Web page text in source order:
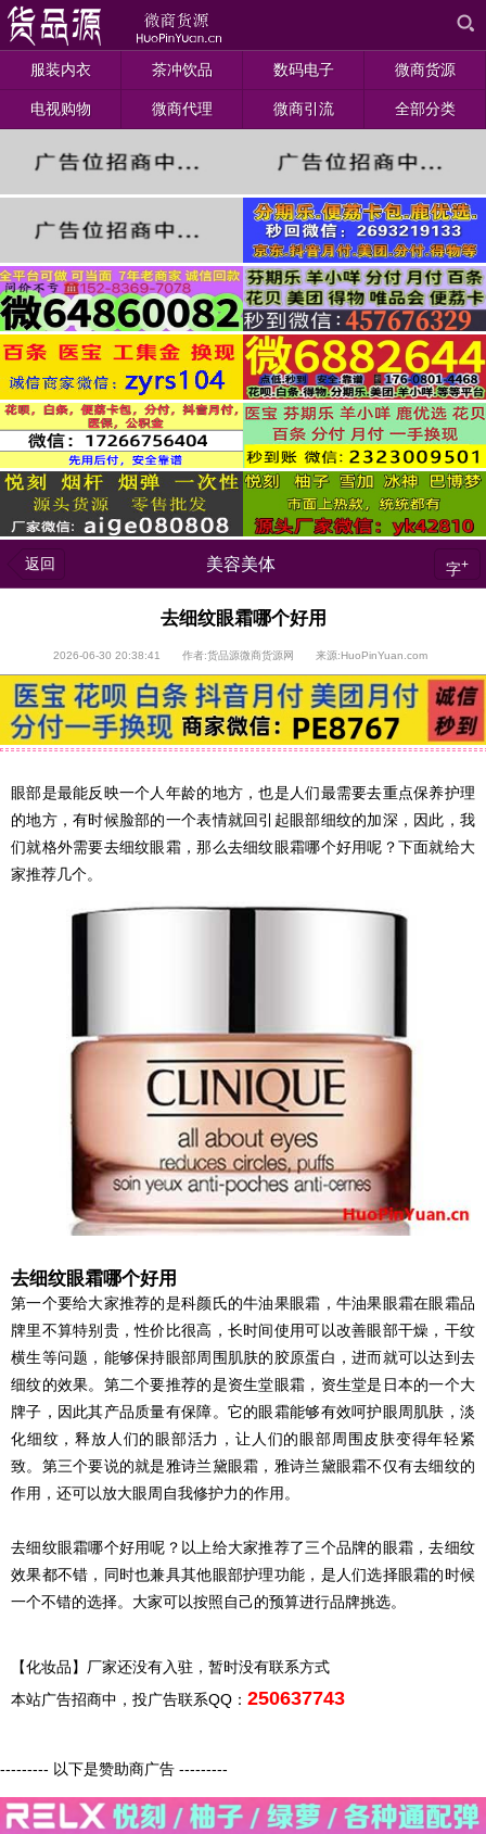
服装内衣 茶冲饮品 数码电子 微商货源
电视购物 微商代理 微商引流 全部分类
返回 美容美体 字+
去细纹眼霜哪个好用
2026-06-30 20:38:41 作者:货品源微商货源网 来源:HuoPinYuan.com
眼部是最能反映一个人年龄的地方，也是人们最需要去重点保养护理
的地方，有时候脸部的一个表情就回引起眼部细纹的加深，因此，我
们就格外需要去细纹眼霜，那么去细纹眼霜哪个好用呢？下面就给大
家推荐几个。
去细纹眼霜哪个好用
第一个要给大家推荐的是科颜氏的牛油果眼霜，牛油果眼霜在眼霜品
牌里不算特别贵，性价比很高，长时间使用可以改善眼部干燥，干纹
横生等问题，能够保持眼部周围肌肤的胶原蛋白，进而就可以达到去
细纹的效果。第二个要推荐的是资生堂眼霜，资生堂是日本的一个大
牌子，因此其产品质量有保障。它的眼霜能够有效呵护眼周肌肤，淡
化细纹，释放人们的眼部活力，让人们的眼部周围皮肤变得年轻紧
致。第三个要说的就是雅诗兰黛眼霜，雅诗兰黛眼霜不仅有去细纹的
作用，还可以放大眼周自我修护力的作用。
去细纹眼霜哪个好用呢？以上给大家推荐了三个品牌的眼霜，去细纹
效果都不错，同时也兼具其他眼部护理功能，是人们选择眼霜的时候
一个不错的选择。大家可以按照自己的预算进行品牌挑选。
【化妆品】厂家还没有入驻，暂时没有联系方式
本站广告招商中，投广告联系QQ： 250637743
--------- 以下是赞助商广告 ---------